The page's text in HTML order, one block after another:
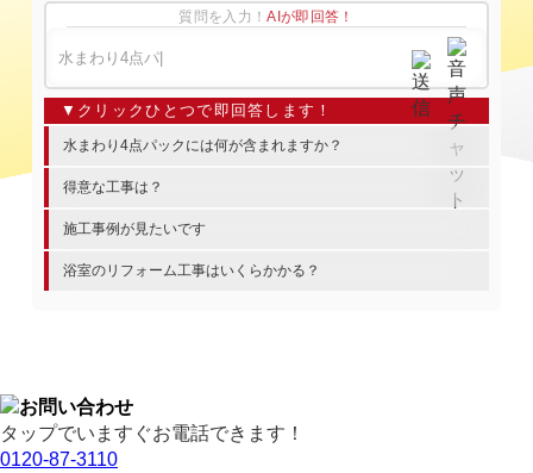
質問を入力！AIが即回答！
水まわり4点パックには何が含まれますか？
得意な工事は？
施工事例が見たいです
浴室のリフォーム工事はいくらかかる？
タップでいますぐお電話できます！
0120-87-3110